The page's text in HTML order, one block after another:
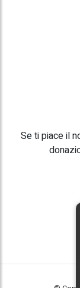
Se ti piace il